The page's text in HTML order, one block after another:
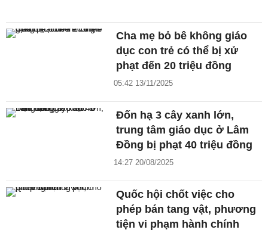
Cha mẹ bỏ bê không giáo
dục con trẻ có thể bị xử
phạt đến 20 triệu đồng
05:42 13/11/2025
Đốn hạ 3 cây xanh lớn,
trung tâm giáo dục ở Lâm
Đồng bị phạt 40 triệu đồng
14:27 20/08/2025
Quốc hội chốt việc cho
phép bán tang vật, phương
tiện vi phạm hành chính